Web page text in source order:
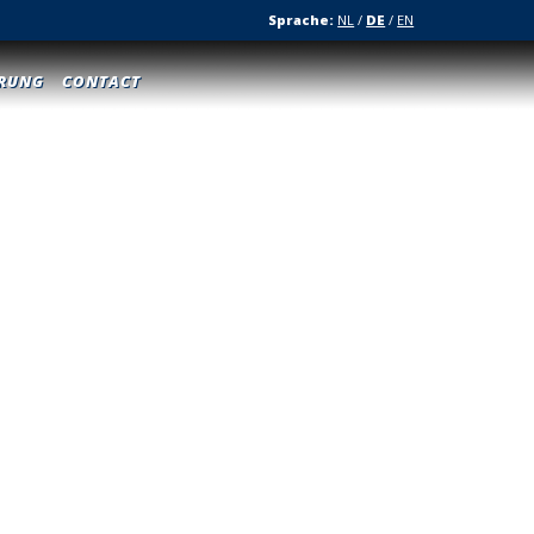
Sprache: NL / DE / EN
CONTACT